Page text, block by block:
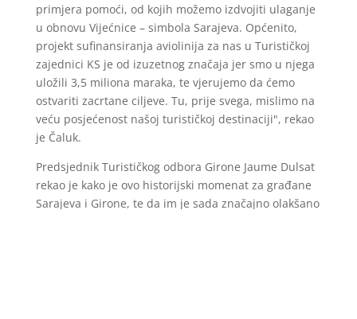
primjera pomoći, od kojih možemo izdvojiti ulaganje
u obnovu Vijećnice – simbola Sarajeva. Općenito,
projekt sufinansiranja aviolinija za nas u Turističkoj
zajednici KS je od izuzetnog značaja jer smo u njega
uložili 3,5 miliona maraka, te vjerujemo da ćemo
ostvariti zacrtane ciljeve. Tu, prije svega, mislimo na
veću posjećenost našoj turističkoj destinaciji", rekao
je Čaluk.
Predsjednik Turističkog odbora Girone Jaume Dulsat
rekao je kako je ovo historijski momenat za građane
Sarajeva i Girone, te da im je sada značajno olakšano